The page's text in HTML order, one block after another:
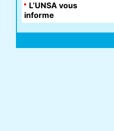
L’UNSA vous
informe